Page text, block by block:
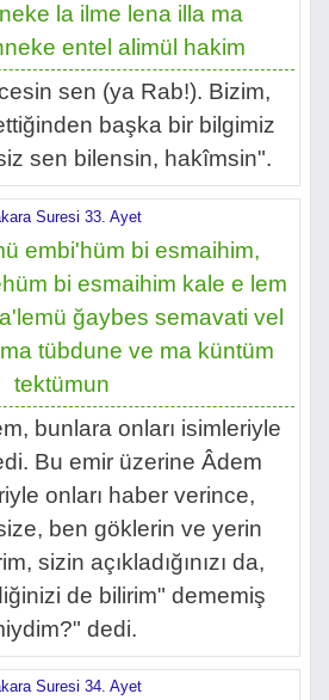
la ilme lena illa ma
entel alimül hakim
sen (ya Rab!). Bizim,
başka bir bilgimiz
sen bilensin, hakîmsin".
Suresi 33. Ayet
embi'hüm bi esmaihim,
bi esmaihim kale e lem
ğaybes semavati vel
tübdune ve ma küntüm
tektümun
bunlara onları isimleriyle
Bu emir üzerine Âdem
onları haber verince,
ben göklerin ve yerin
sizin açıkladığınızı da,
de bilirim" dememiş
dedi.
Suresi 34. Ayet